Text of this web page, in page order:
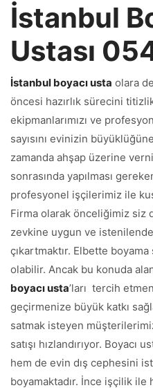
İstanbul
Ustası
İstanbul boyacı usta olara
öncesi hazırlık sürecini
ekipmanlarımızı ve
sayısını evinizin
zamanda ahşap üzerine
sonrasında yapılması
profesyonel işçilerimiz ile
Firma olarak önceliğimiz siz
zevkine uygun ve
çıkartmaktır. Elbette
olabilir. Ancak bu konuda
boyacı usta’ları tercih
geçirmenize büyük katkı
satmak isteyen
satışı hızlandırıyor. Boyacı
hem de evin dış cephesini
boyamaktadır. İnce işçilik ile